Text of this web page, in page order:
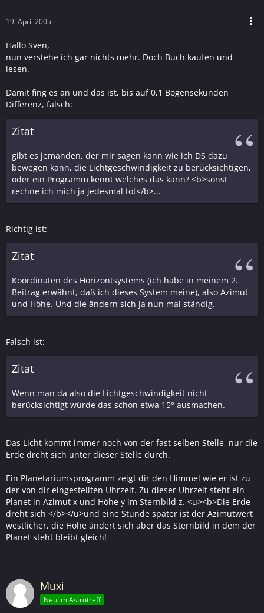
19. April 2005
Hallo Sven,
nun verstehe ich gar nichts mehr. Doch Buch kaufen und
lesen.
Damit fing es an und das ist, bis auf 0,1 Bogensekunden
Differenz, falsch:
Zitat
gibt es jemanden, der mir sagen kann wie ich DS dazu
bewegen kann, die Lichtgeschwindigkeit zu berücksichtigen,
oder ein Programm kennt welches das kann? <b>sonst
rechne ich mich ja jedesmal tot</b>...
Richtig ist:
Zitat
Koordinaten des Horizontsystems (ich habe in meinem 2.
Beitrag erwähnt, daß ich dieses System meine), also Azimut
und Höhe. Und die ändern sich ja nun mal ständig.
Falsch ist:
Zitat
Wenn man da also die Lichtgeschwindigkeit nicht
berücksichtigt würde das schon etwa 15° ausmachen.
Das Licht kommt immer noch von der fast selben Stelle, nur die
Erde dreht sich unter dieser Stelle durch.
Ein Planetariumsprogramm zeigt dir den Himmel wie er ist zu
der von dir eingestellten Uhrzeit. Zu dieser Uhrzeit steht ein
Planet in Azimut x und Höhe y im Sternbild z. <u><b>Die Erde
dreht sich </b></u>und eine Stunde später ist der Azimutwert
westlicher, die Höhe ändert sich aber das Sternbild in dem der
Planet steht bleibt gleich!
Muxi
Neu im Astrotreff